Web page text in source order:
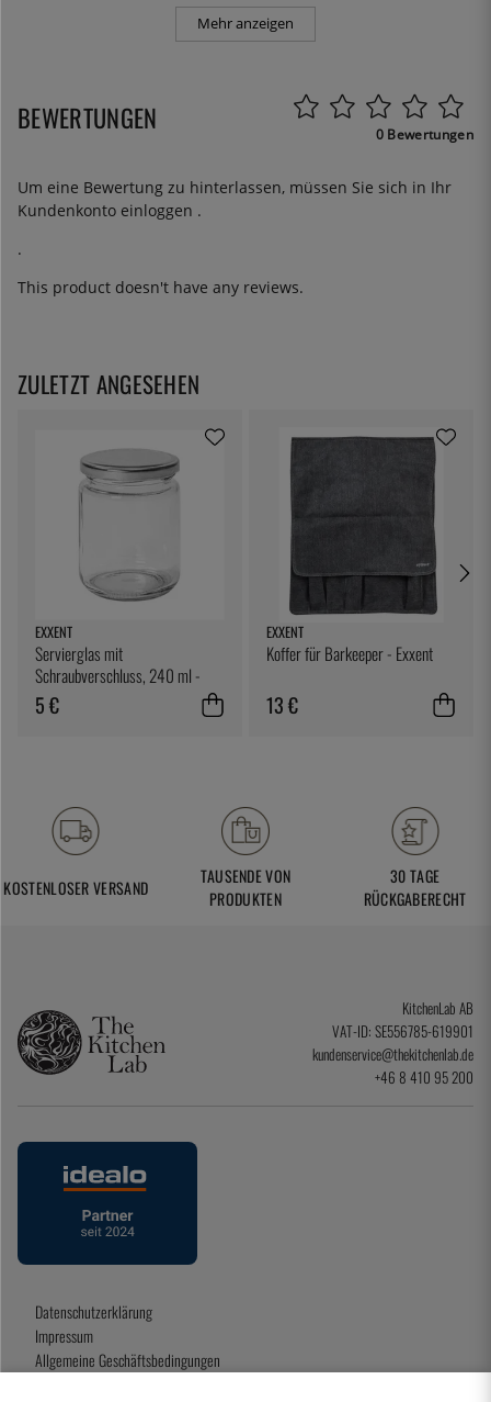
Mehr anzeigen
BEWERTUNGEN 0 Bewertungen
Um eine Bewertung zu hinterlassen, müssen Sie sich in Ihr
Kundenkonto einloggen .
.
This product doesn't have any reviews.
ZULETZT ANGESEHEN
EXXENT
Servierglas mit
Schraubverschluss, 240 ml -
Exxent
5 €
EXXENT
Koffer für Barkeeper - Exxent
13 €
KOSTENLOSER VERSAND
TAUSENDE VON
PRODUKTEN
30 TAGE
RÜCKGABERECHT
KitchenLab AB
VAT-ID: SE556785-619901
kundenservice@thekitchenlab.de
+46 8 410 95 200
Datenschutzerklärung
Impressum
Allgemeine Geschäftsbedingungen